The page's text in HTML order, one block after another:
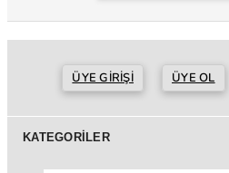
ÜYE GIRIŞI ÜYE OL
KATEGORILER